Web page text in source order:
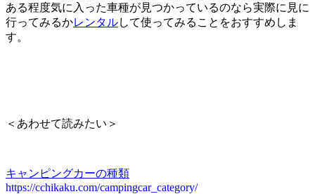
ある程度気に入った車種が見つかっているのなら実際に見に
行ってみるかレンタルして使ってみることをおすすめしま
す。
＜あわせて読みたい＞
キャンピングカーの種類
https://cchikaku.com/campingcar_category/